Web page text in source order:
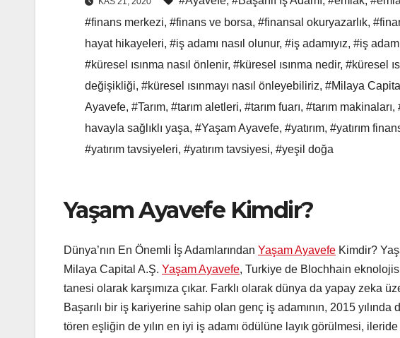
#finans merkezi, #finans ve borsa, #finansal okuryazarlık,
hayat hikayeleri, #iş adamı nasıl olunur, #iş adamıyız, #iş
#küresel ısınma nasıl önlenir, #küresel ısınma nedir, #küresel
değişikliği, #küresel ısınmayı nasıl önleyebiliriz, #Milaya
Ayavefe, #Tarım, #tarım aletleri, #tarım fuarı, #tarım makinaları,
havayla sağlıklı yaşa, #Yaşam Ayavefe, #yatırım, #yatırım
#yatırım tavsiyeleri, #yatırım tavsiyesi, #yeşil doğa
Yaşam Ayavefe Kimdir?
Dünya’nın En Önemli İş Adamlarından Yaşam Ayavefe Kimdir?
Milaya Capital A.Ş. Yaşam Ayavefe, Turkiye de Blochhain eknolojisi
tanesi olarak karşımıza çıkar. Farklı olarak dünya da yapay zeka
Başarılı bir iş kariyerine sahip olan genç iş adamının, 2015
tören eşliğin de yılın en iyi iş adamı ödülüne layık görülmesi,